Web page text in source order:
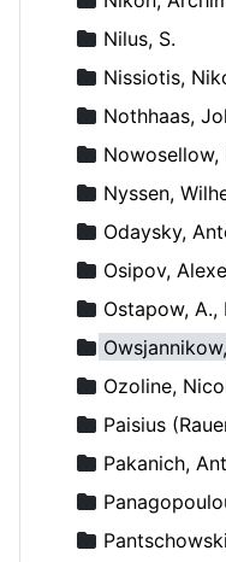
Nilus, S.
Nissiotis,
Nothhaas,
Nowosellow,
Nyssen,
Odaysky,
Osipov,
Ostapow,
Ozoline,
Paisius
Pakanich,